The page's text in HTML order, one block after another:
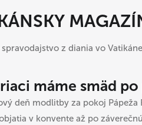
z diania vo Vatikáne
máme smäd
deň modlitby za pokoj
v konvente až po